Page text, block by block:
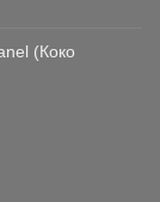
(Коко